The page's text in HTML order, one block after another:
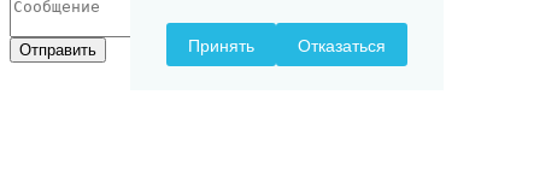
Отправить Принять Отказаться